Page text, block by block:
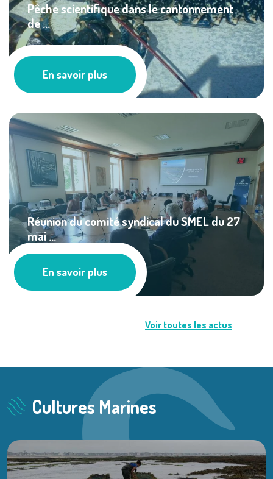
Pêche scientifique dans le cantonnement
de ...
Actualités
En savoir plus
Réunion du comité syndical du SMEL du 27
mai ...
Actualités
En savoir plus
Voir toutes les actus
Cultures Marines